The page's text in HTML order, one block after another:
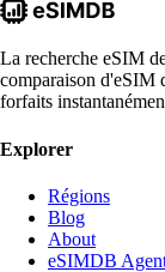
La recherche eSIM
comparaison d'eSIM
forfaits
Explorer
Régions
Blog
About
eSIMDB